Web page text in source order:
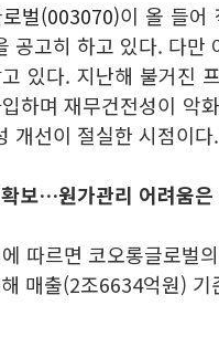
벌(003070)이 올 들어
공고히 하고 있다. 다만
있다. 지난해 불거진
하며 재무건전성이 악
개선이 절실한 시점이다.
보…원가관리 어려움은
따르면 코오롱글로벌
매출(2조6634억원)